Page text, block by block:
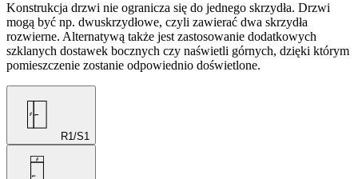
Konstrukcja drzwi nie ogranicza się do jednego skrzydła. Drzwi
mogą być np. dwuskrzydłowe, czyli zawierać dwa skrzydła
rozwierne. Alternatywą także jest zastosowanie dodatkowych
szklanych dostawek bocznych czy naświetli górnych, dzięki którym
pomieszczenie zostanie odpowiednio doświetlone.
R1/S1